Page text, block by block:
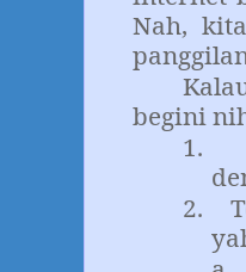
Nah,
begini
1.
2.